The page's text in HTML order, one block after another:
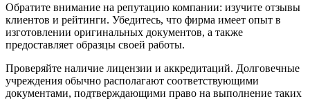
Обратите внимание на репутацию компании: изучите отзывы
клиентов и рейтинги. Убедитесь, что фирма имеет опыт в
изготовлении оригинальных документов, а также
предоставляет образцы своей работы.
Проверяйте наличие лицензии и аккредитаций. Долговечные
учреждения обычно располагают соответствующими
документами, подтверждающими право на выполнение таких